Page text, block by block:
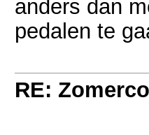
anders dan
pedalen te
RE: